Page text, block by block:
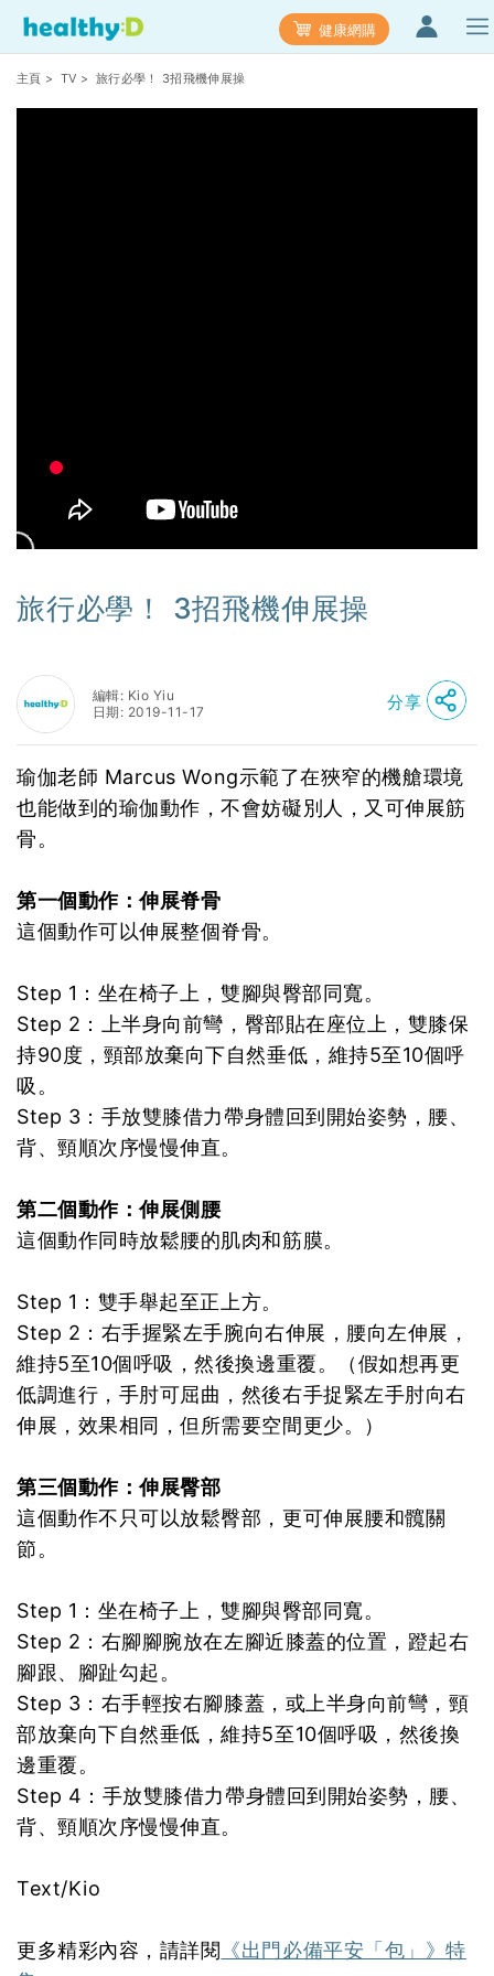
健康網購
主頁 > TV > 旅行必學！ 3招飛機伸展操
旅行必學！ 3招飛機伸展操
編輯: Kio Yiu
日期: 2019-11-17
分享
瑜伽老師 Marcus Wong示範了在狹窄的機艙環境
也能做到的瑜伽動作，不會妨礙別人，又可伸展筋
骨。
第一個動作：伸展脊骨
這個動作可以伸展整個脊骨。
Step 1：坐在椅子上，雙腳與臀部同寬。
Step 2：上半身向前彎，臀部貼在座位上，雙膝保
持90度，頸部放棄向下自然垂低，維持5至10個呼
吸。
Step 3：手放雙膝借力帶身體回到開始姿勢，腰、
背、頸順次序慢慢伸直。
第二個動作：伸展側腰
這個動作同時放鬆腰的肌肉和筋膜。
Step 1：雙手舉起至正上方。
Step 2：右手握緊左手腕向右伸展，腰向左伸展，
維持5至10個呼吸，然後換邊重覆。（假如想再更
低調進行，手肘可屈曲，然後右手捉緊左手肘向右
伸展，效果相同，但所需要空間更少。）
第三個動作：伸展臀部
這個動作不只可以放鬆臀部，更可伸展腰和髖關
節。
Step 1：坐在椅子上，雙腳與臀部同寬。
Step 2：右腳腳腕放在左腳近膝蓋的位置，蹬起右
腳跟、腳趾勾起。
Step 3：右手輕按右腳膝蓋，或上半身向前彎，頸
部放棄向下自然垂低，維持5至10個呼吸，然後換
邊重覆。
Step 4：手放雙膝借力帶身體回到開始姿勢，腰、
背、頸順次序慢慢伸直。
Text/Kio
更多精彩內容，請詳閱 《出門必備平安「包」》特